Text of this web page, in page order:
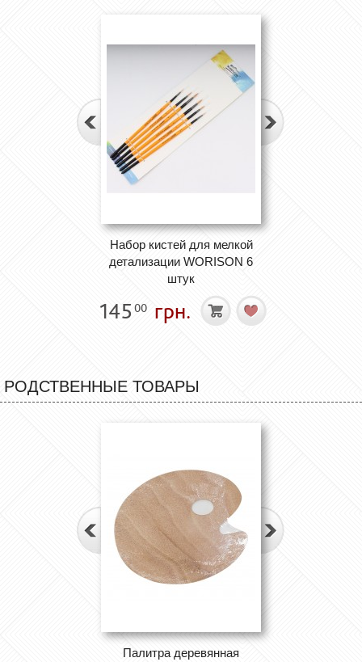
Набор кистей для мелкой
детализации WORISON 6
штук
14500 грн.
РОДСТВЕННЫЕ ТОВАРЫ
Палитра деревянная